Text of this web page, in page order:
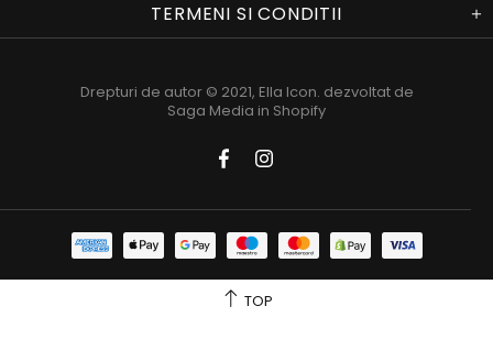
TERMENI SI CONDITII
Drepturi de autor © 2021, Ella Icon. dezvoltat de
Saga Media in Shopify
TOP